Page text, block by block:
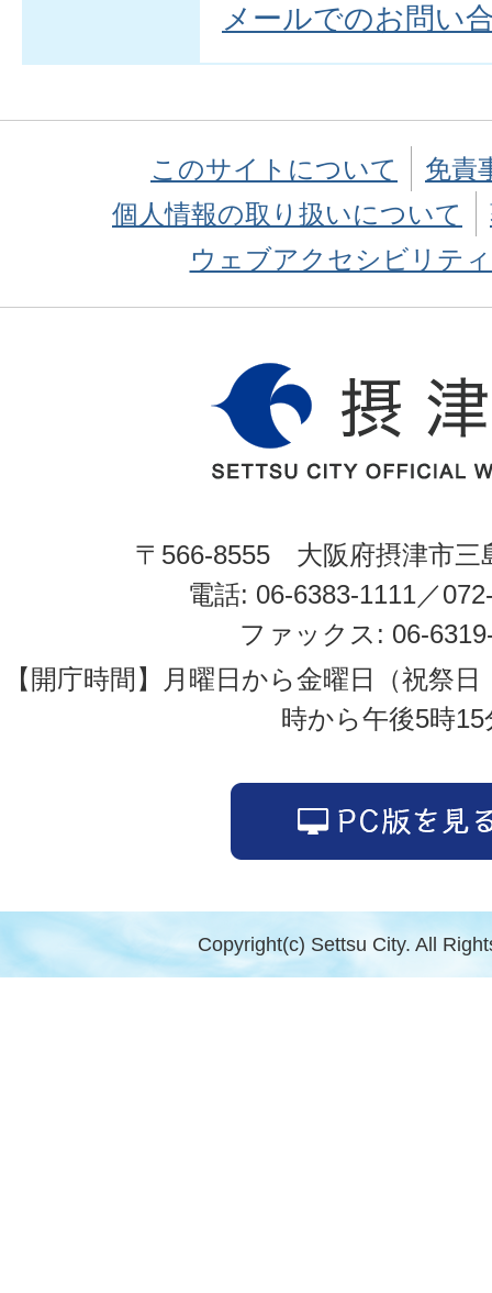
メールでのお問い
このサイトについて
免責
個人情報の取り扱いについて
ウェブアクセシビリテ
〒566-8555 大阪府摂津市三
電話: 06-6383-1111／
ファックス: 06-
【開庁時間】月曜日から金曜日（祝祭
時から午後5時15
Copyright(c) Settsu City. All